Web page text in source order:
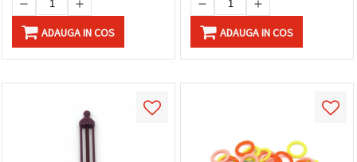
ADAUGA IN COS ADAUGA IN COS